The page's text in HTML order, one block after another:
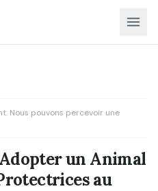
Nous pouvons percevoir une
un Animal
au